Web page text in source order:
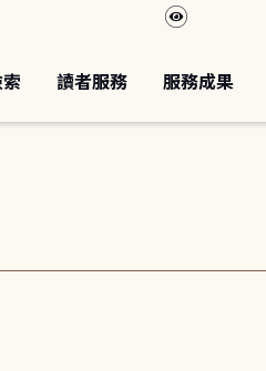
讀者服務 服務成果